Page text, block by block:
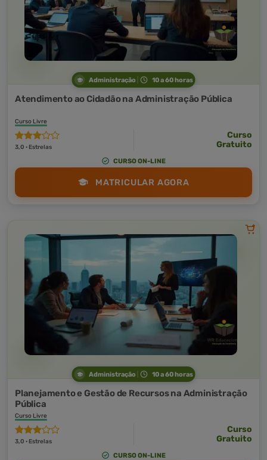
Administração 10 a 60 horas
Atendimento ao Cidadão na Administração Pública
Curso Livre
3,0 · Estrelas
Curso
Gratuito
CURSO ON-LINE
MATRICULAR AGORA
Administração 10 a 60 horas
Planejamento e Gestão de Recursos na Administração
Pública
Curso Livre
3,0 · Estrelas
Curso
Gratuito
CURSO ON-LINE